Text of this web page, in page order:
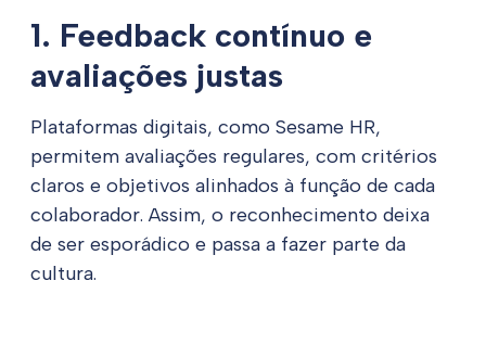
1. Feedback contínuo e
avaliações justas
Plataformas digitais, como Sesame HR,
permitem avaliações regulares, com critérios
claros e objetivos alinhados à função de cada
colaborador. Assim, o reconhecimento deixa
de ser esporádico e passa a fazer parte da
cultura.